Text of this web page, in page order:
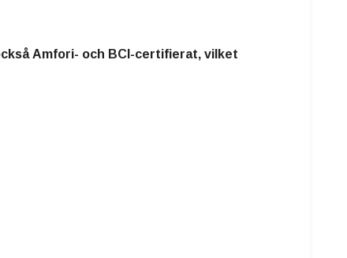
Amfori- och BCI-certifierat, vilket